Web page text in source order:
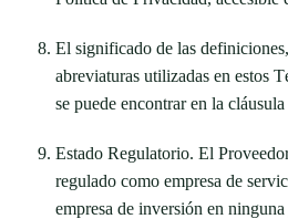
El significado de las
abreviaturas utilizadas en estos
se puede encontrar en la cláusula
Estado Regulatorio. El
regulado como empresa de
empresa de inversión en